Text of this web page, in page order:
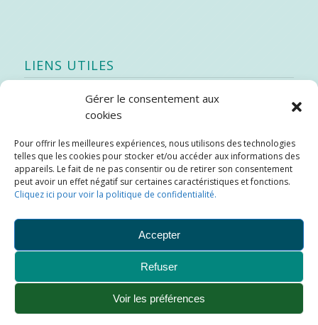
Gérer le consentement aux
cookies
Pour offrir les meilleures expériences, nous utilisons des technologies
telles que les cookies pour stocker et/ou accéder aux informations des
appareils. Le fait de ne pas consentir ou de retirer son consentement
peut avoir un effet négatif sur certaines caractéristiques et fonctions.
Cliquez ici pour voir la politique de confidentialité.
Accepter
Refuser
Voir les préférences
LIENS UTILES
Quoi de neuf
Stratégie québécoise d’économie d’eau potable
Bibliothèque
Météo locale